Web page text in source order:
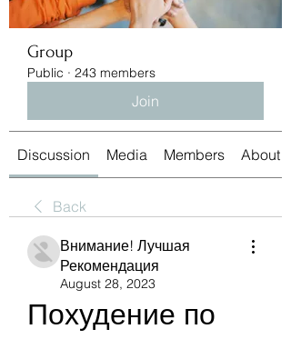
Group
Public · 243 members
Join
Discussion Media Members About
Back
Внимание! Лучшая
Рекомендация
August 28, 2023
Похудение по